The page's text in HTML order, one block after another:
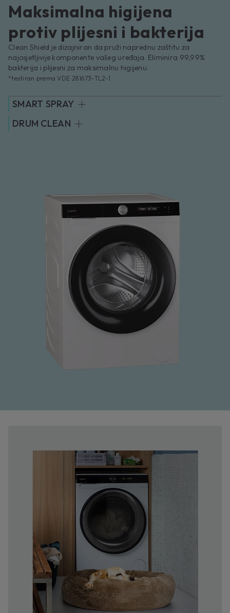
Maksimalna higijena
protiv plijesni i bakterija
Clean Shield je dizajniran da pruži naprednu zaštitu za
najosjetljivije komponente vašeg uređaja. Eliminira 99,99%
bakterija i plijesni za maksimalnu higijenu.
*testiran prema VDE 281673-TL2-1
SMART SPRAY
DRUM CLEAN